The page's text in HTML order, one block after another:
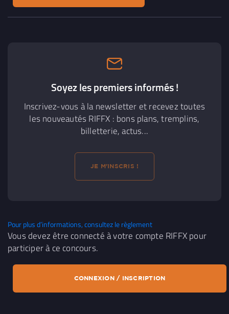
Soyez les premiers informés !
Inscrivez-vous à la newsletter et recevez toutes
les nouveautés RIFFX : bons plans, tremplins,
billetterie, actus...
JE M'INSCRIS !
Pour plus d’informations, consultez le règlement
Vous devez être connecté à votre compte RIFFX pour
participer à ce concours.
CONNEXION / INSCRIPTION